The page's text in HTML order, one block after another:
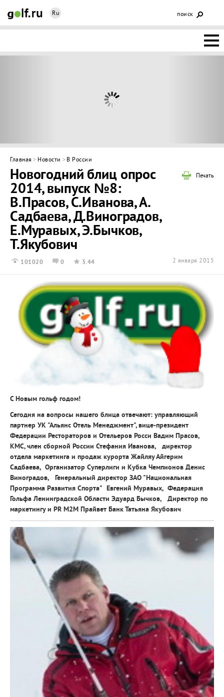
Ru поиск
ГОЛЬФ-
ИНТЕРАКТИВ
НЕДВИЖИМОСТЬ
Главная > Новости > В России
Печать
Новогодний блиц опрос
2014, выпуск №8:
В.Прасов, С.Иванова, А.
Садбаева, Д.Виноградов,
Е.Муравых, Э.Бычков,
Т.Якубович
101020 0 3.44 2 января 2015
С Новым гольф годом!
Сегодня на вопросы нашего блица отвечают: управляющий
партнер УК "Альянс Отель Менеджмент", вице-президент
Федерации Рестораторов и Отельеров Росси Вадим Прасов,
КМС, член сборной России Стефания Иванова,
директор
отдела маркетинга и продаж курорта ЖайляуАйгерим
Садбаева, Организатор Суперлиги и Кубка Чемпионов Денис
Виноградов,
Генеральный директор ЗАО "Национальная
Программа Развития Спорта" Евгений Муравых, Федерация
Гольфа Ленинградской Области Эдуард Бычков,
Директор по
маркетингу и PR М2М Прайвет БанкТатьяна Якубович